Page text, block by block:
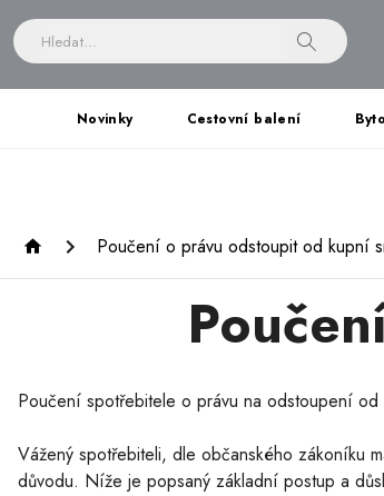
Novinky Cestovní balení
Poučení o právu odstoupit od kupní
Poučení spotřebitele o právu na odstoupení od
Vážený spotřebiteli, dle občanského zákoníku
důvodu. Níže je popsaný základní postup a